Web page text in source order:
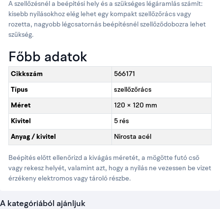
A szellőzésnél a beépítési hely és a szükséges légáramlás számít:
kisebb nyílásokhoz elég lehet egy kompakt szellőzőrács vagy
rozetta, nagyobb légcsatornás beépítésnél szellőződobozra lehet
szükség.
Főbb adatok
Cikkszám 566171
Típus szellőzőrács
Méret 120 × 120 mm
Kivitel 5 rés
Anyag / kivitel Nirosta acél
Beépítés előtt ellenőrizd a kivágás méretét, a mögötte futó cső
vagy rekesz helyét, valamint azt, hogy a nyílás ne vezessen be vizet
érzékeny elektromos vagy tároló részbe.
A kategóriából ajánljuk